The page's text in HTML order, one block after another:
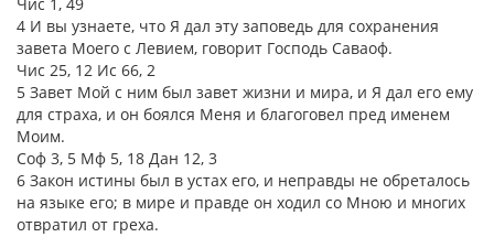
4 И вы узнаете, что Я дал эту заповедь для сохранения
завета Моего с Левием, говорит Господь Саваоф.
Чис 25, 12 Ис 66, 2
5 Завет Мой с ним был завет жизни и мира, и Я дал его ему
для страха, и он боялся Меня и благоговел пред именем
Моим.
Соф 3, 5 Мф 5, 18 Дан 12, 3
6 Закон истины был в устах его, и неправды не обреталось
на языке его; в мире и правде он ходил со Мною и многих
отвратил от греха.